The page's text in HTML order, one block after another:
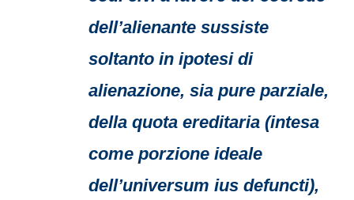
dell’alienante sussiste
soltanto in ipotesi di
alienazione, sia pure parziale,
della quota ereditaria (intesa
come porzione ideale
dell’universum ius defuncti),